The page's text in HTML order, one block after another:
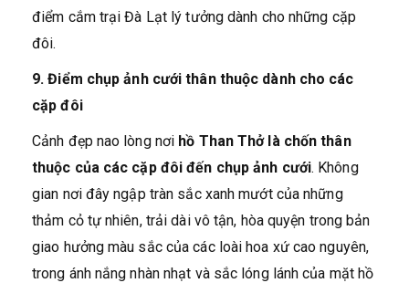
điểm cắm trại Đà Lạt lý tưởng dành cho những cặp
đôi.
9.Điểm chụp ảnh cưới thân thuộc dành cho các
cặp đôi
Cảnh đẹp nao lòng nơi hồ Than Thở là chốn thân
thuộc của các cặp đôi đến chụp ảnh cưới. Không
gian nơi đây ngập tràn sắc xanh mướt của những
thảm cỏ tự nhiên, trải dài vô tận, hòa quyện trong bản
giao hưởng màu sắc của các loài hoa xứ cao nguyên,
trong ánh nắng nhàn nhạt và sắc lóng lánh của mặt hồ